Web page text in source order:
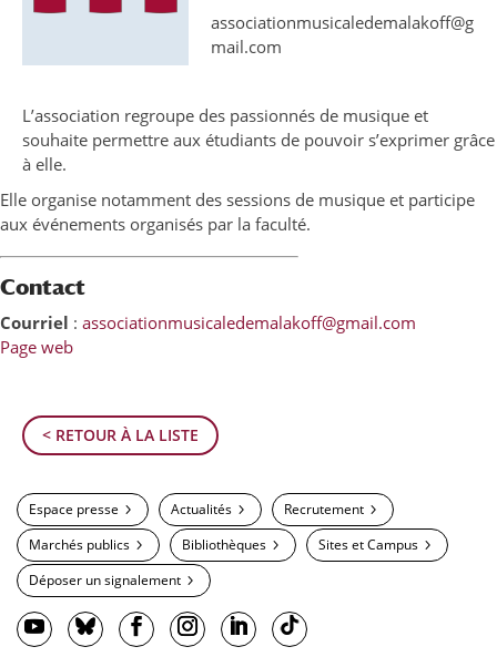
< RETOUR À LA LISTE
associationmusicaledemalakoff@g
mail.com
L’association regroupe des passionnés de musique et
souhaite permettre aux étudiants de pouvoir s’exprimer grâce
à elle.
Elle organise notamment des sessions de musique et participe
aux événements organisés par la faculté.
Contact
Courriel : associationmusicaledemalakoff@gmail.com
Page web
Espace presse Actualités
Recrutement
Marchés publics
Bibliothèques
Sites et Campus
Déposer un signalement